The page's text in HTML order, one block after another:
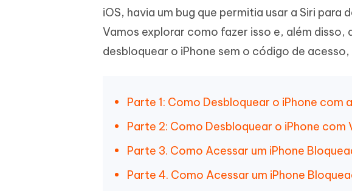
iAnyGo- iOS APP
Alterar a localização do iPhone sem PC
iAnyGo - APP GPS Falso
Android
Alterar a localização do
Escreva de forma mais inteligente,
Transforme o conteúdo da IA
iOS, havia um bug que permitia usar a Siri para
Vamos explorar como fazer isso e, além
desbloquear o iPhone sem o código de acesso,
Parte 1: Como Desbloquear o iPhone com
Parte 2: Como Desbloquear o iPhone com
Parte 3. Como Acessar um iPhone
Parte 4. Como Acessar um iPhone